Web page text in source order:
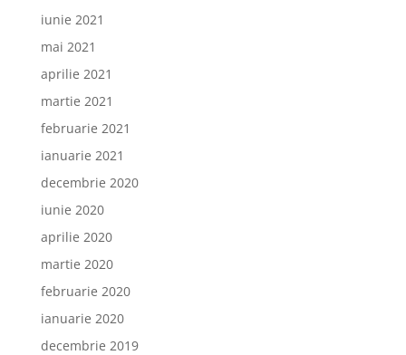
iunie 2021
mai 2021
aprilie 2021
martie 2021
februarie 2021
ianuarie 2021
decembrie 2020
iunie 2020
aprilie 2020
martie 2020
februarie 2020
ianuarie 2020
decembrie 2019